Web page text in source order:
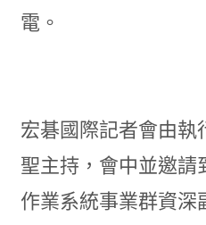
電。
宏碁國際記者會由執
聖主持，會中並邀請
作業系統事業群資深